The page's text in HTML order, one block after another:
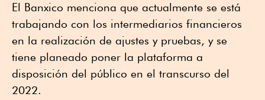
El Banxico menciona que actualmente se está
trabajando con los intermediarios financieros
en la realización de ajustes y pruebas, y se
tiene planeado poner la plataforma a
disposición del público en el transcurso del
2022.